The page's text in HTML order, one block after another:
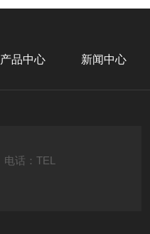
产品中心 新闻中心
电话：TEL